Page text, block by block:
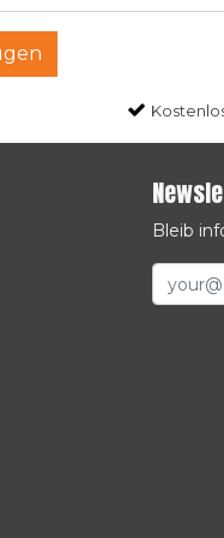
Bleib